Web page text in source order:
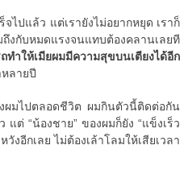
จไปแล้ว แต่เรายังไม่อยากหยุด เราก็
กับหมดแรงจนแทบต้องคลานเลยที
ำให้เมียผมมีความสุขบนเตียงได้อีก
ลายปี
ผมไปตลอดชีวิต ผมกินตัวนี้ติดต่อกัน
ต่ “น้องชาย” ของผมก็ยัง “แข็งเร็ว
งอีกเลย ไม่ต้องเล้าโลมให้เสียเวลา